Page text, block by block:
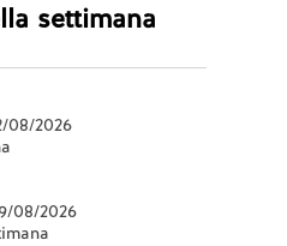
settimana
08/2026
08/2026